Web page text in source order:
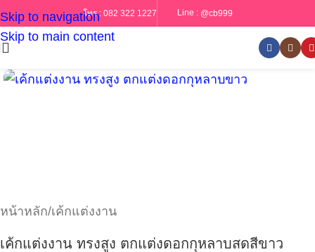
Skip to navigation
Skip to main content
โทร : 082 322 1227 Line : @cb999
หน้าหลัก/เค้กแต่งงาน
เค้กแต่งงาน ทรงสูง ตกแต่งดอกกุหลาบสดสีขาว